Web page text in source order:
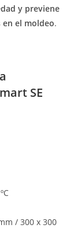
y previene
el moldeo.
SE
/ 300 x 300